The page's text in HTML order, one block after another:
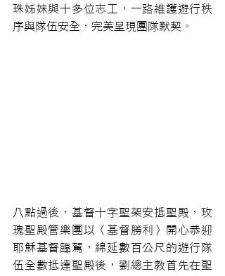
珠姊妹與十多位志工，一路維護遊行秩
序與隊伍安全，完美呈現團隊默契。
八點過後，基督十字聖架安抵聖殿，玫
瑰聖殿管樂團以〈基督勝利〉開心恭迎
耶穌基督臨駕，綿延數百公尺的遊行隊
伍全數抵達聖殿後，劉總主教首先在聖